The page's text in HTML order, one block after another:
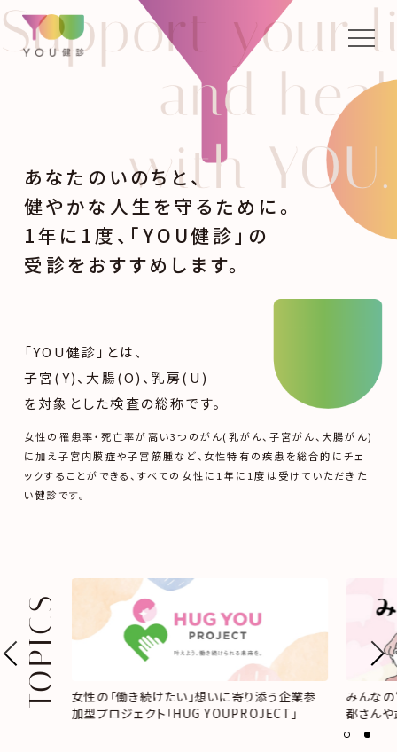
あなたのいのちと、
健やかな人生を守るために。
1年に1度、「YOU健診」の
受診をおすすめします。
「YOU健診」とは、
子宮(Y)、大腸(O)、乳房(U)
を対象とした検査の総称です。
女性の罹患率・死亡率が高い3つのがん(乳がん、子宮がん、大腸がん)
に加え 子宮内膜症や子宮筋腫など、女性特有の疾患を総合的にチェ
ックすることができる、 すべての女性に1年に1度は受けていただきた
い健診です。
TOPICS
、高山
女性の「働き続けたい」想いに寄り添う企業参
加型プロジェクト「HUG YOUPROJECT」
みんな
都さんや